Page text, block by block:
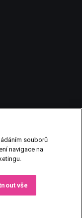
a fotografií je bez
zakázáno.
souborů
navigace na
vše